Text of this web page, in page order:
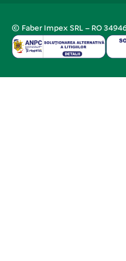
© Faber Impex SRL – RO